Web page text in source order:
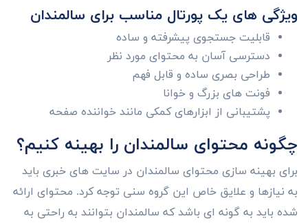
ویژگی های یک پورتال مناسب برای سالمندان
قابلیت جستجوی پیشرفته و ساده
دسترسی آسان به محتوای مورد نظر
طراحی بصری ساده و قابل فهم
فونت های بزرگ و خوانا
پشتیبانی از ابزارهای کمکی مانند خواننده صفحه
چگونه محتوای سالمندان را بهینه کنیم؟
برای بهینه سازی محتوای سالمندان در سایت های خبری باید
به نیازها و علایق خاص این گروه سنی توجه کرد. محتوای ارائه
شده باید به گونه ای باشد که سالمندان بتوانند به راحتی به